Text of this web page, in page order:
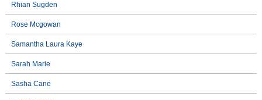
Rhian Sugden
Rose Mcgowan
Samantha Laura Kaye
Sarah Marie
Sasha Cane